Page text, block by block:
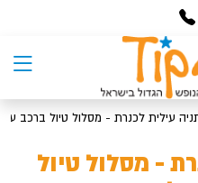
עילית לכנרת - מסלול טיול ברכב
- מסלול טיול